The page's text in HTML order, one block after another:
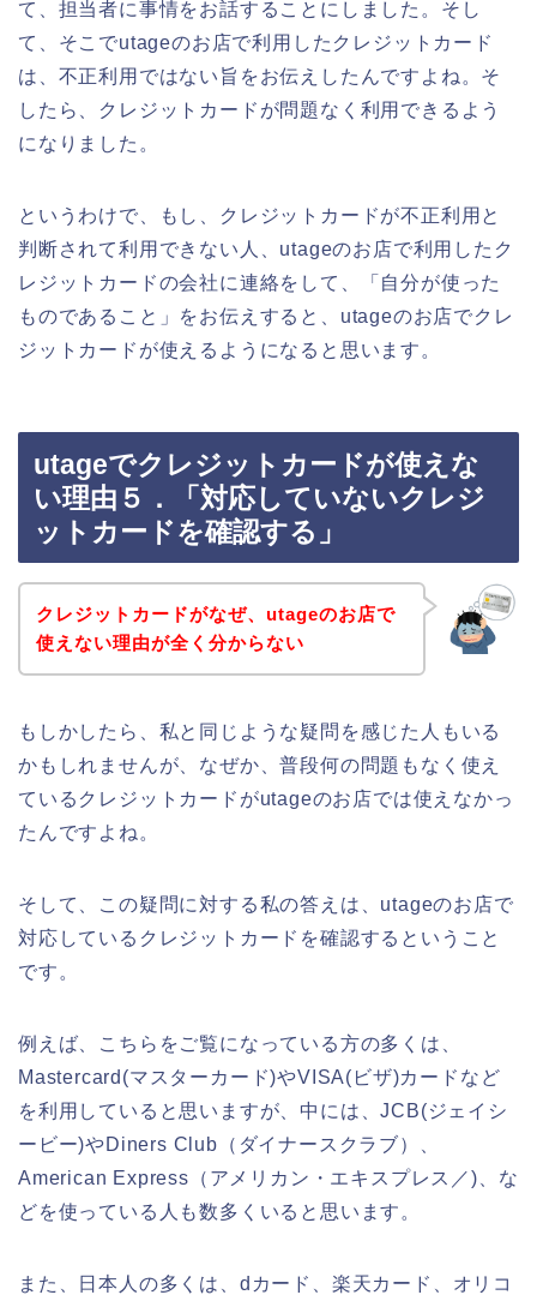
て、担当者に事情をお話することにしました。そし
て、そこでutageのお店で利用したクレジットカード
は、不正利用ではない旨をお伝えしたんですよね。そ
したら、クレジットカードが問題なく利用できるよう
になりました。
というわけで、もし、クレジットカードが不正利用と
判断されて利用できない人、utageのお店で利用したク
レジットカードの会社に連絡をして、「自分が使った
ものであること」をお伝えすると、utageのお店でクレ
ジットカードが使えるようになると思います。
utageでクレジットカードが使えな
い理由５．「対応していないクレジ
ットカードを確認する」
クレジットカードがなぜ、utageのお店で
使えない理由が全く分からない
もしかしたら、私と同じような疑問を感じた人もいる
かもしれませんが、なぜか、普段何の問題もなく使え
ているクレジットカードがutageのお店では使えなかっ
たんですよね。
そして、この疑問に対する私の答えは、utageのお店で
対応しているクレジットカードを確認するということ
です。
例えば、こちらをご覧になっている方の多くは、
Mastercard(マスターカード)やVISA(ビザ)カードなど
を利用していると思いますが、中には、JCB(ジェイシ
ービー)やDiners Club（ダイナースクラブ）、
American Express（アメリカン・エキスプレス／)、な
どを使っている人も数多くいると思います。
また、日本人の多くは、dカード、楽天カード、オリコ